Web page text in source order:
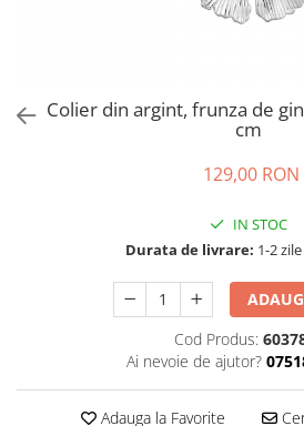
Colier din argint, frunza de
cm
129,00 RON
IN STOC
Durata de livrare: 1-2
Cod Produs:
Ai nevoie de ajutor?
Adauga la Favorite